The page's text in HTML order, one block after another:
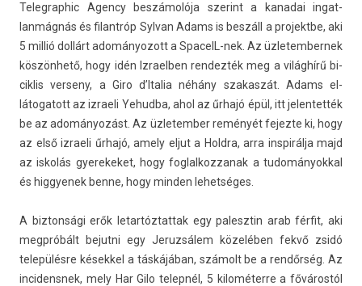
Teleg­raphic Agen­cy beszámolója szerint a kanadai in­gat­
lanmág­nás és filantróp Syl­van Adams is beszáll a pro­jektbe, aki
5 millió dollárt adományozott a SpaceIL-nek. Az üzletem­bernek
köszönhető, hogy idén Iz­raelb­en re­ndez­ték meg a világhírű bi­
cik­lis ver­seny, a Giro d’Italia néhány szakas­zát. Adams el­
látogatott az iz­raeli Yehud­ba, ahol az űrhajó épül, itt jelen­tették
be az adományozást. Az üzletemb­er reményét fejez­te ki, hogy
az első iz­raeli űrhajó, amely eljut a Holdra, arra in­spirál­ja majd
az iskolás gyerekeket, hogy fog­lalkoz­zanak a tudományokk­al
és hig­gyenek benne, hogy mind­en lehet­séges.
A bi­zton­sági erők letar­tóztat­tak egy palesztin arab férfit, aki
megpróbált be­jut­ni egy Jeruz­sálem közelében fekvő zsidó
településre kések­kel a táskájában, számolt be a rendőrség. Az
in­cidensnek, mely Har Gilo telep­nél, 5 kilométerre a fővárostól